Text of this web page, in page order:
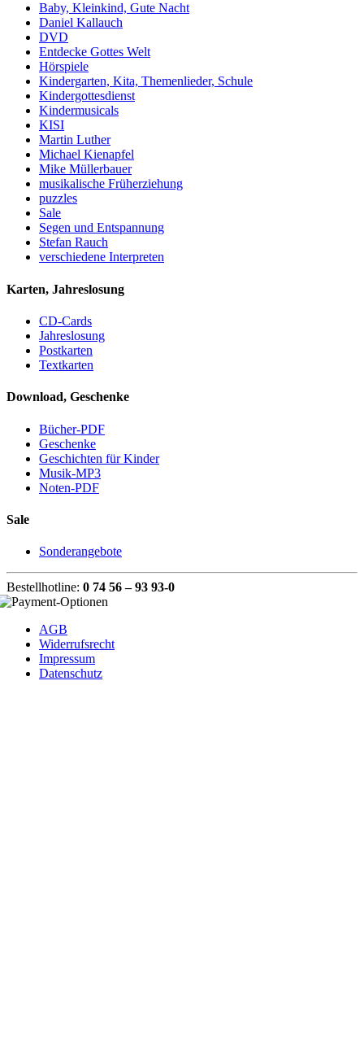
Baby, Kleinkind, Gute Nacht
Daniel Kallauch
DVD
Entdecke Gottes Welt
Hörspiele
Kindergarten, Kita, Themenlieder, Schule
Kindergottesdienst
Kindermusicals
KISI
Martin Luther
Michael Kienapfel
Mike Müllerbauer
musikalische Früherziehung
puzzles
Sale
Segen und Entspannung
Stefan Rauch
verschiedene Interpreten
Karten, Jahreslosung
CD-Cards
Jahreslosung
Postkarten
Textkarten
Download, Geschenke
Bücher-PDF
Geschenke
Geschichten für Kinder
Musik-MP3
Noten-PDF
Sale
Sonderangebote
Bestellhotline: 0 74 56 – 93 93-0
AGB
Widerrufsrecht
Impressum
Datenschutz